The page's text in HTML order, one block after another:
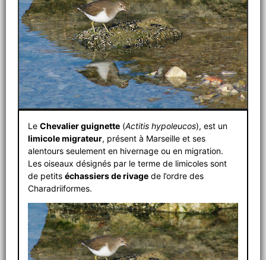
Le Chevalier guignette (Actitis hypoleucos), est un
limicole migrateur, présent à Marseille et ses
alentours seulement en hivernage ou en migration.
Les oiseaux désignés par le terme de limicoles sont
de petits échassiers de rivage de l’ordre des
Charadriiformes.